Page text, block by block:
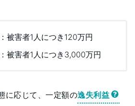
被害者1人につき120万円
被害者1人につき3,000万円
に応じて、一定額の逸失利益